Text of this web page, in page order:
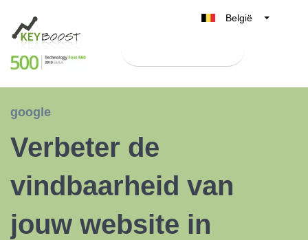
België
Nederland
google
Verbeter de
vindbaarheid van
jouw website in